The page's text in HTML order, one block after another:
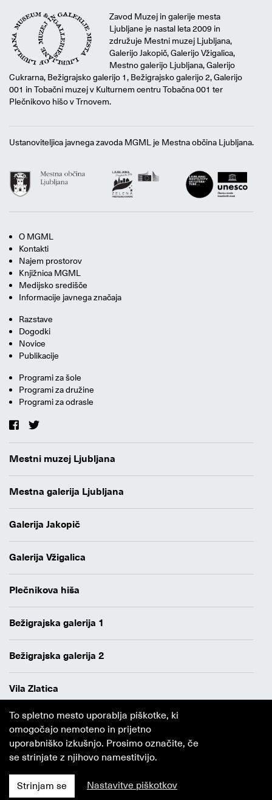
Zavod Muzej in galerije mesta
Ljubljane je nastal leta 2009 in
združuje Mestni muzej Ljubljana,
Galerijo Jakopič, Galerijo Vžigalica,
Mestno galerijo Ljubljana, Galerijo
Cukrarna, Bežigrajsko galerijo 1, Bežigrajsko galerijo 2, Galerijo
001 in Tobačni muzej v Kulturnem centru Tobačna 001 ter
Plečnikovo hišo v Trnovem.
Ustanoviteljica javnega zavoda MGML je Mestna občina Ljubljana.
O MGML
Kontakti
Najem prostorov
Knjižnica MGML
Medijsko središče
Informacije javnega značaja
Razstave
Dogodki
Novice
Publikacije
Programi za šole
Programi za družine
Programi za odrasle
Mestni muzej Ljubljana
Mestna galerija Ljubljana
Galerija Jakopič
Galerija Vžigalica
Plečnikova hiša
Bežigrajska galerija 1
Bežigrajska galerija 2
Vila Zlatica
Varstvo osebnih podatkov
Avtorji
Obvestilo o piškotkih
To spletno mesto uporablja piškotke, ki
omogočajo nemoteno in prijetno
uporabniško izkušnjo. Prosimo označite, če
se strinjate z njihovo namestitvijo.
Strinjam se Nastavitve piškotkov